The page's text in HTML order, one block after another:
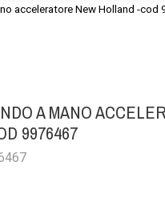
acceleratore New Holland -cod
A MANO
9976467